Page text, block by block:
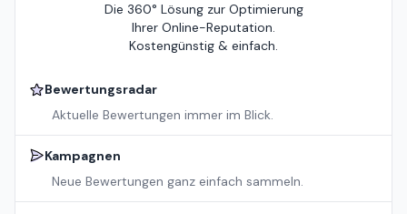
Die 360° Lösung zur Optimierung
Ihrer Online-Reputation.
Kostengünstig & einfach.
Bewertungsradar
Aktuelle Bewertungen immer im Blick.
Kampagnen
Neue Bewertungen ganz einfach sammeln.